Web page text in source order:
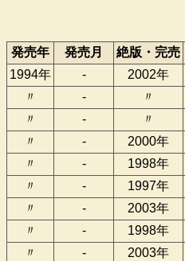
発売年 発売月 絶版・完売
1994年
- 2002年
〃
- 〃
〃
- 〃
〃
- 2000年
〃
- 1998年
〃
- 1997年
〃
- 2003年
〃
- 1998年
〃
- 2003年